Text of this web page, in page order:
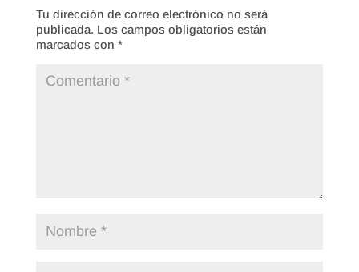
Tu dirección de correo electrónico no será
publicada. Los campos obligatorios están
marcados con *